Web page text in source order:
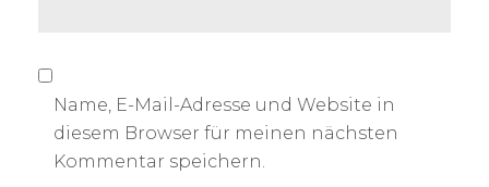
Name, E-Mail-Adresse und Website in
diesem Browser für meinen nächsten
Kommentar speichern.